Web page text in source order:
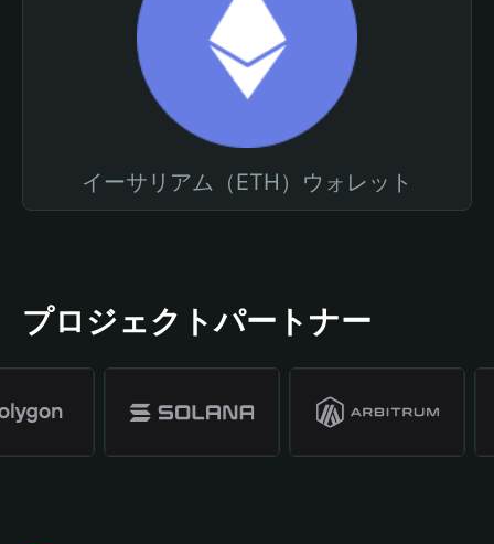
イーサリアム（ETH）ウォレット
プロジェクトパートナー